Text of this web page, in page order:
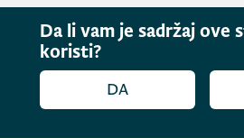
Da li vam je sadržaj ove
koristi?
DA